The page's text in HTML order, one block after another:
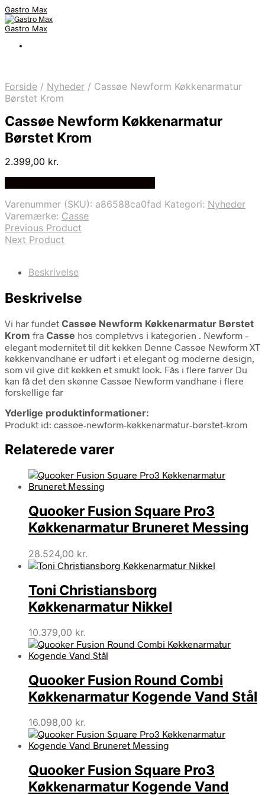
Gastro Max
Gastro Max
Forside / Nyheder / Cassøe Newform Køkkenarmatur
Børstet Krom
Cassøe Newform Køkkenarmatur
Børstet Krom
2.399,00 kr.
Varenummer (SKU): a86588ca0fad Kategori: Nyheder
Varemærke: Casse
Previous Product
Next Product
Beskrivelse
Beskrivelse
Vi har fundet Cassøe Newform Køkkenarmatur Børstet
Krom fra Casse hos completvvs i kategorien . Newform –
elegant modernitet til dit køkken Denne Cassøe Newform XT
køkkenvandhane er udført i et elegant og moderne design,
som vil give dit køkken et smukt look. Fås i flere farver Du
kan få det den skønne Cassøe Newform vandhane i flere
forskellige far
Yderlige produktinformationer:
Produkt id: cassøe-newform-køkkenarmatur-børstet-krom
Relaterede varer
Quooker Fusion Square Pro3
Køkkenarmatur Bruneret Messing
28.524,00 kr.
Toni Christiansborg
Køkkenarmatur Nikkel
10.379,00 kr.
Quooker Fusion Round Combi
Køkkenarmatur Kogende Vand Stål
16.098,00 kr.
Quooker Fusion Square Pro3
Køkkenarmatur Kogende Vand